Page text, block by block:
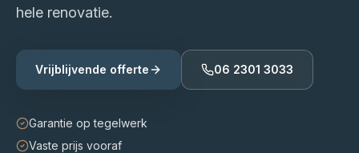
hele renovatie.
Vrijblijvende offerte 06 2301 3033
Garantie op tegelwerk
Vaste prijs vooraf